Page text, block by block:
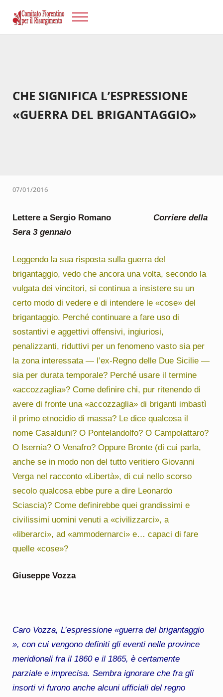
Risorgimento Firenze
Menu
CHE SIGNIFICA L’ESPRESSIONE
«GUERRA DEL BRIGANTAGGIO»
07/01/2016
Lettere a Sergio Romano Corriere della
Sera 3 gennaio
Leggendo la sua risposta sulla guerra del
brigantaggio, vedo che ancora una volta, secondo la
vulgata dei vincitori, si continua a insistere su un
certo modo di vedere e di intendere le «cose» del
brigantaggio. Perché continuare a fare uso di
sostantivi e aggettivi offensivi, ingiuriosi,
penalizzanti, riduttivi per un fenomeno vasto sia per
la zona interessata — l’ex-Regno delle Due Sicilie —
sia per durata temporale? Perché usare il termine
«accozzaglia»? Come definire chi, pur ritenendo di
avere di fronte una «accozzaglia» di briganti imbastì
il primo etnocidio di massa? Le dice qualcosa il
nome Casalduni? O Pontelandolfo? O Campolattaro?
O Isernia? O Venafro? Oppure Bronte (di cui parla,
anche se in modo non del tutto veritiero Giovanni
Verga nel racconto «Libertà», di cui nello scorso
secolo qualcosa ebbe pure a dire Leonardo
Sciascia)? Come definirebbe quei grandissimi e
civilissimi uomini venuti a «civilizzarci», a
«liberarci», ad «ammodernarci» e… capaci di fare
quelle «cose»?
Giuseppe Vozza
Caro Vozza, L’espressione «guerra del brigantaggio
», con cui vengono definiti gli eventi nelle province
meridionali fra il 1860 e il 1865, è certamente
parziale e imprecisa. Sembra ignorare che fra gli
insorti vi furono anche alcuni ufficiali del regno